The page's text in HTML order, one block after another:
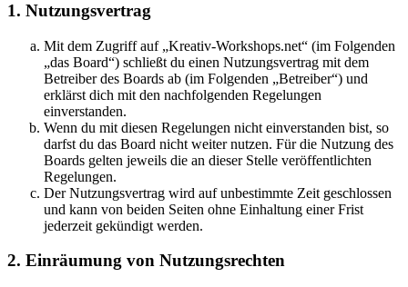
1. Nutzungsvertrag
Mit dem Zugriff auf „Kreativ-Workshops.net“ (im Folgenden
„das Board“) schließt du einen Nutzungsvertrag mit dem
Betreiber des Boards ab (im Folgenden „Betreiber“) und
erklärst dich mit den nachfolgenden Regelungen
einverstanden.
Wenn du mit diesen Regelungen nicht einverstanden bist, so
darfst du das Board nicht weiter nutzen. Für die Nutzung des
Boards gelten jeweils die an dieser Stelle veröffentlichten
Regelungen.
Der Nutzungsvertrag wird auf unbestimmte Zeit geschlossen
und kann von beiden Seiten ohne Einhaltung einer Frist
jederzeit gekündigt werden.
2. Einräumung von Nutzungsrechten